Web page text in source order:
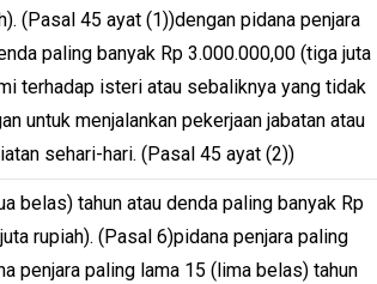
(Pasal 45 ayat (1))dengan pidana penjara
paling banyak Rp 3.000.000,00 (tiga juta
terhadap isteri atau sebaliknya yang tidak
untuk menjalankan pekerjaan jabatan atau
sehari-hari. (Pasal 45 ayat (2))
belas) tahun atau denda paling banyak Rp
rupiah). (Pasal 6)pidana penjara paling
penjara paling lama 15 (lima belas) tahun